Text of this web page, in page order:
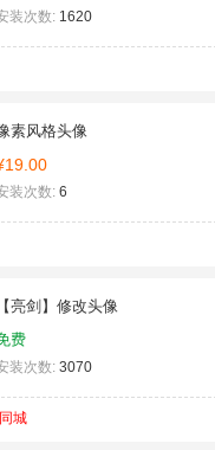
装次数: 1620
素风格头像
装次数: 6
【亮剑】修改头像
费
装次数: 3070
城